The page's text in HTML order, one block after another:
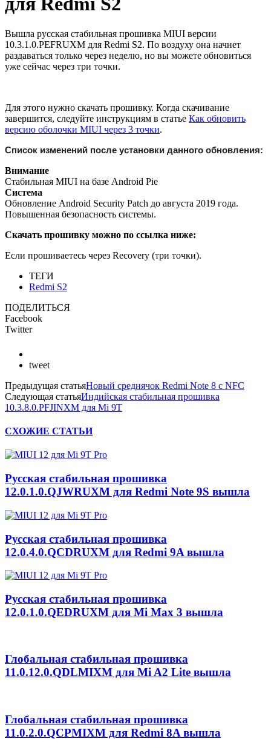
Вышла русская стабильная прошивка MIUI версии
10.3.1.0.PEFRUXM для Redmi S2. По воздуху она начнет
раздаваться только через неделю, но вы можете обновиться
уже сейчас через три точки.
Для этого нужно скачать прошивку. Когда скачивание
завершится, следуйте инструкциям в статье Как обновить
версию оболочки MIUI через 3 точки.
Список изменений после установки данного обновления:
Внимание
Стабильная MIUI на базе Android Pie
Система
Обновление Android Security Patch до августа 2019 года.
Повышенная безопасность системы.
Скачать прошивку можно по ссылка ниже:
Если прошиваетесь через Recovery (три точки).
ТЕГИ
Redmi S2
ПОДЕЛИТЬСЯ
Facebook
Twitter
tweet
Предыдущая статьяНовый среднячок Redmi Note 8 с NFC
Следующая статьяИндийская стабильная прошивка
10.3.8.0.PFJINXM для Mi 9T
СХОЖИЕ СТАТЬИ
Русская стабильная прошивка
12.0.1.0.QJWRUXM для Redmi Note 9S вышла
Русская стабильная прошивка
12.0.4.0.QCDRUXM для Redmi 9A вышла
Русская стабильная прошивка
12.0.1.0.QEDRUXM для Mi Max 3 вышла
Глобальная стабильная прошивка
11.0.12.0.QDLMIXM для Mi A2 Lite вышла
Глобальная стабильная прошивка
11.0.2.0.QCPMIXM для Redmi 8A вышла